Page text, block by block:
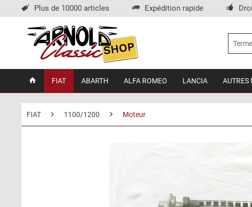
Plus de 10000 articles Expédition rapide
FIAT ABARTH ALFA ROMEO LANCIA AUTRES
FIAT 1100/1200 Moteur